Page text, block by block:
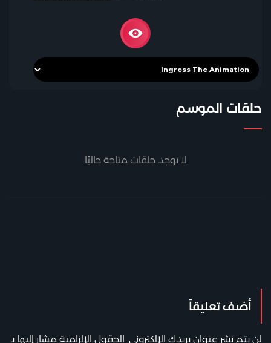
حلقات الموسم
لا توجد حلقات متاحة حاليًا
أضف تعليقاً
لن يتم نشر عنوان بريدك الإلكتروني. الحقول الإلزامية مشار إليها بـ